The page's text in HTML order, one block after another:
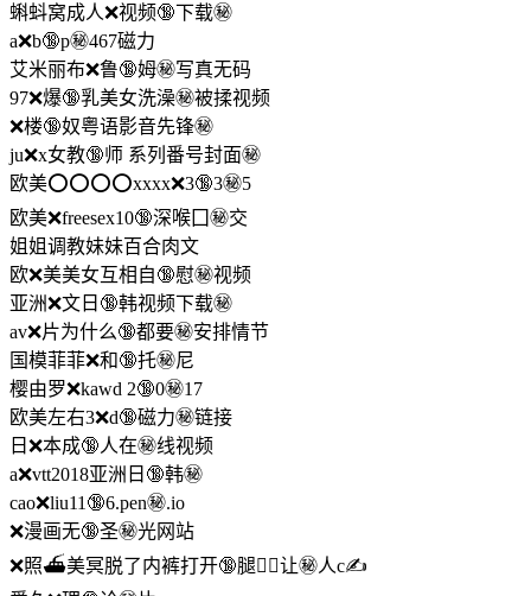
蝌蚪窝成人❌视频🔞下载㊙️
a❌b🔞p㊙️467磁力
艾米丽布❌鲁🔞姆㊙️写真无码
97❌爆🔞乳美女洗澡㊙️被揉视频
❌楼🔞奴粤语影音先锋㊙️
ju❌x女教🔞师 系列番号封面㊙️
欧美⭕⭕⭕⭕xxxx❌3🔞3㊙️5
欧美❌freesex10🔞深喉囗㊙️交
姐姐调教妹妹百合肉文
欧❌美美女互相自🔞慰㊙️视频
亚洲❌文日🔞韩视频下载㊙️
av❌片为什么🔞都要㊙️安排情节
国模菲菲❌和🔞托㊙️尼
樱由罗❌kawd 2🔞0㊙️17
欧美左右3❌d🔞磁力㊙️链接
日❌本成🔞人在㊙️线视频
a❌vtt2018亚洲日🔞韩㊙️
cao❌liu11🔞6.pen㊙️.io
❌漫画无🔞圣㊙️光网站
❌照⛴美冥脱了内裤打开🔞腿🧖‍♀️让㊙️人c✍